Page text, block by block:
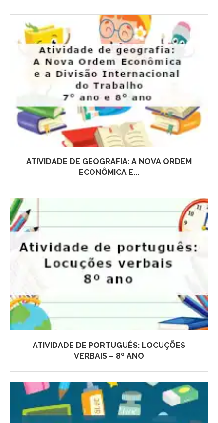
ATIVIDADE DE GEOGRAFIA: A NOVA ORDEM
ECONÔMICA E...
ATIVIDADE DE PORTUGUÊS: LOCUÇÕES
VERBAIS – 8º ANO